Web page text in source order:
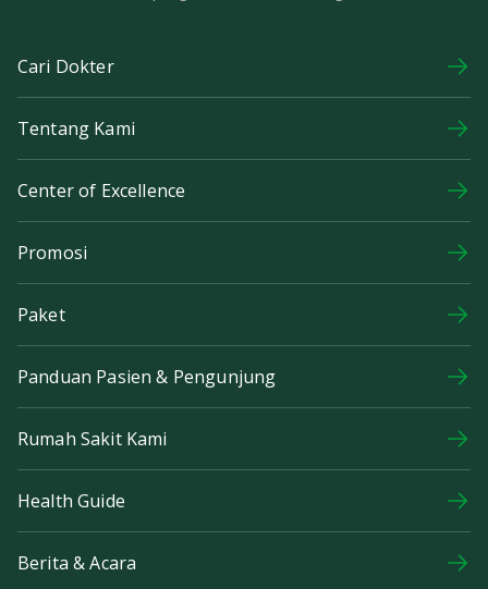
Cari Dokter
Tentang Kami
Center of Excellence
Promosi
Paket
Panduan Pasien & Pengunjung
Rumah Sakit Kami
Health Guide
Berita & Acara